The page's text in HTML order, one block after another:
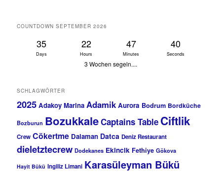
COUNTDOWN SEPTEMBER 2026
35
Days
22
Hours
47
Minutes
39
Seconds
3 Wochen segeln....
SCHLAGWÖRTER
2025 Adakoy Marina Adamik Aurora Bodrum Bordküche
Bozburun BozukkaleCaptains Table Ciftlik
Crew Cökertme Dalaman Datca Deniz Restaurant
dieletztecrew Dodekanes Ekincik Fethiye Gökova
Hayit Bükü Ingiliz Limani Karasüleyman Bükü